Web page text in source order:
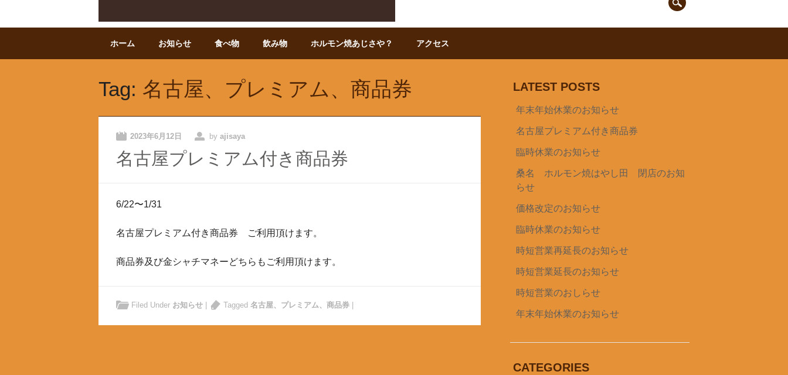
ホーム お知らせ 食べ物 飲み物 ホルモン焼あじさや？ アクセス
Tag: 名古屋、プレミアム、商品券
2023年6月12日 by ajisaya
名古屋プレミアム付き商品券
6/22〜1/31
名古屋プレミアム付き商品券 ご利用頂けます。
商品券及び金シャチマネーどちらもご利用頂けます。
Filed Under お知らせ Tagged 名古屋、プレミアム、商品券
LATEST POSTS
年末年始休業のお知らせ
名古屋プレミアム付き商品券
臨時休業のお知らせ
桑名 ホルモン焼はやし田 閉店のお知
らせ
価格改定のお知らせ
臨時休業のお知らせ
時短営業再延長のお知らせ
時短営業延長のお知らせ
時短営業のおしらせ
年末年始休業のお知らせ
CATEGORIES